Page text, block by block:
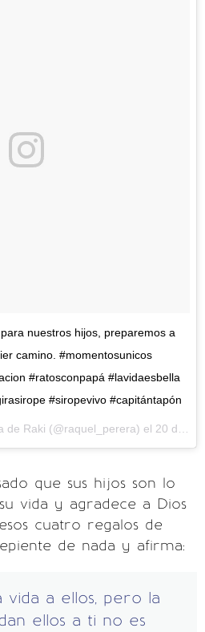
nuestros hijos, preparemos a
camino. #momentosunicos
#ratosconpapá #lavidaesbella
#siropevivo #capitántapón
de Raki (@raquel_perera) el 20 de Feb de 2016 a la(s) 8:12 PST
que sus hijos son lo
vida y agradece a Dios
cuatro regalos de
de nada y afirma:
vida a ellos, pero la
ellos a ti no es